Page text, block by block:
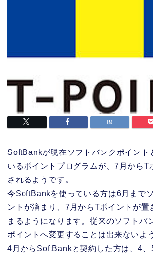
SoftBankが現在ソフトバンクポイント
いるポイントプログラムが、7月からT
されるようです。
今SoftBankを使っている方は6月まで
ントが溜まり、7月からTポイントが置
まるようになります。従来のソフトバ
ポイントへ変更することは出来ないよ
4月からSoftBankと契約した方は、4、